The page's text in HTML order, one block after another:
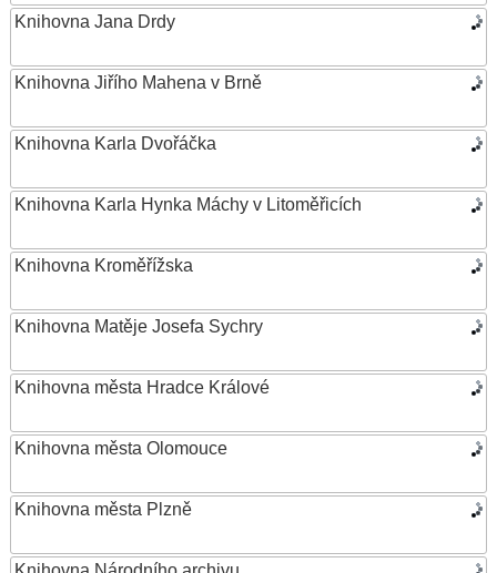
Knihovna Jana Drdy
Knihovna Jiřího Mahena v Brně
Knihovna Karla Dvořáčka
Knihovna Karla Hynka Máchy v Litoměřicích
Knihovna Kroměřížska
Knihovna Matěje Josefa Sychry
Knihovna města Hradce Králové
Knihovna města Olomouce
Knihovna města Plzně